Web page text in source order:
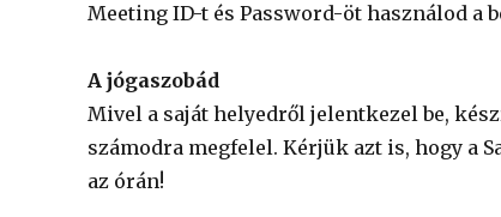
Meeting ID-t és Password-öt használod a
A jógaszobád
Mivel a saját helyedről jelentkezel be,
számodra megfelel. Kérjük azt is, hogy a
az órán!